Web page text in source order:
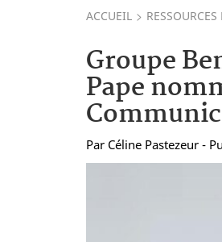
ACCUEIL
Groupe
Pape
Par Céline Pastezeur -